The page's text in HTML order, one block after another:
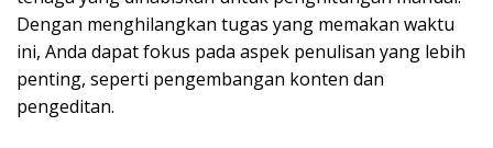
Dengan menghilangkan tugas yang memakan waktu
ini, Anda dapat fokus pada aspek penulisan yang lebih
penting, seperti pengembangan konten dan
pengeditan.